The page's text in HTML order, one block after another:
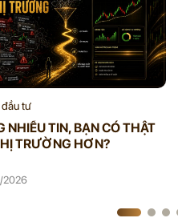
tư
NHIỀU TIN, BẠN CÓ THẬT
TRƯỜNG HƠN?
2026